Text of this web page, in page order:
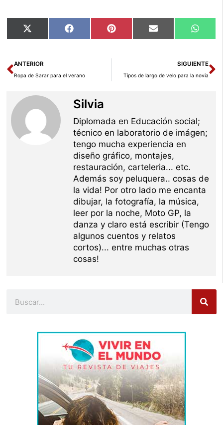
Compartir
en
X
(Twitter)
Compartir
en
Facebook Compartir
en
Pinterest Compartir
en
Email
en
Ant
ANTERIOR
Ropa de Sarar para el verano
SIGUIENTE
Tipos de largo de velo para la novia
Silvia
Diplomada en Educación social;
técnico en laboratorio de imágen;
tengo mucha experiencia en
diseño gráfico, montajes,
restauración, carteleria... etc.
Además soy peluquera.. cosas de
la vida! Por otro lado me encanta
dibujar, la fotografía, la música,
leer por la noche, Moto GP, la
danza y claro está escribir (Tengo
algunos cuentos y relatos
cortos)... entre muchas otras
cosas!